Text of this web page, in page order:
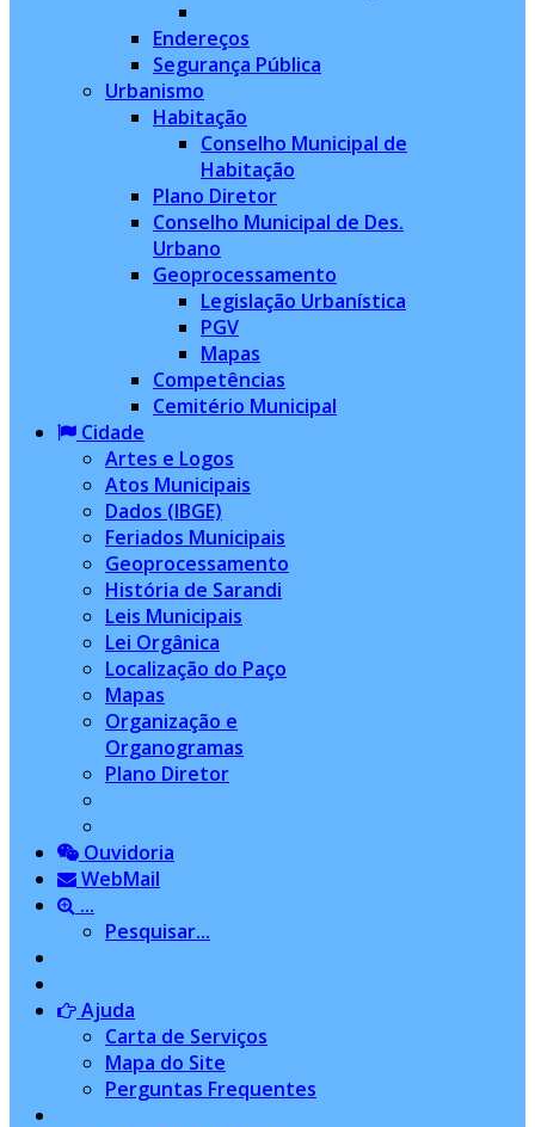
Endereços
Segurança Pública
Urbanismo
Habitação
Conselho Municipal de
Habitação
Plano Diretor
Conselho Municipal de Des.
Urbano
Geoprocessamento
Legislação Urbanística
PGV
Mapas
Competências
Cemitério Municipal
Cidade
Artes e Logos
Atos Municipais
Dados (IBGE)
Feriados Municipais
Geoprocessamento
História de Sarandi
Leis Municipais
Lei Orgânica
Localização do Paço
Mapas
Organização e
Organogramas
Plano Diretor
Ouvidoria
WebMail
...
Pesquisar...
Ajuda
Carta de Serviços
Mapa do Site
Perguntas Frequentes